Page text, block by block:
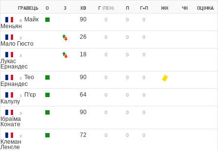
ГРАВЕЦЬ О З ХВ Г (ПЕН) П Г+П ЖК ЧК ОЦІНКА
в Майк
Меньян
90 0 0 0
з
Мало Гюсто
26 0 0 0
з
Лукас
Ернандес
18 0 0 0
з Тео
Ернандес
90 0 0 0
з
П'єр
Калулу
64 0 0 0
з
Ібраїма
Конате
90 0 0 0
з
Клеман
Ленгле
72 0 0 0